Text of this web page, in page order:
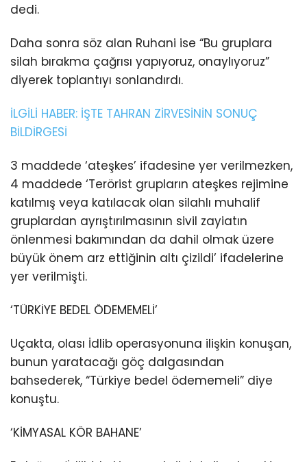
dedi.
Daha sonra söz alan Ruhani ise “Bu gruplara
silah bırakma çağrısı yapıyoruz, onaylıyoruz”
diyerek toplantıyı sonlandırdı.
İLGİLİ HABER: İŞTE TAHRAN ZİRVESİNİN SONUÇ
BİLDİRGESİ
3 maddede ‘ateşkes’ ifadesine yer verilmezken,
4 maddede ‘Terörist grupların ateşkes rejimine
katılmış veya katılacak olan silahlı muhalif
gruplardan ayrıştırılmasının sivil zayiatın
önlenmesi bakımından da dahil olmak üzere
büyük önem arz ettiğinin altı çizildi’ ifadelerine
yer verilmişti.
‘TÜRKİYE BEDEL ÖDEMEMELİ’
Uçakta, olası İdlib operasyonuna ilişkin konuşan,
bunun yaratacağı göç dalgasından
bahsederek, “Türkiye bedel ödememeli” diye
konuştu.
‘KİMYASAL KÖR BAHANE’